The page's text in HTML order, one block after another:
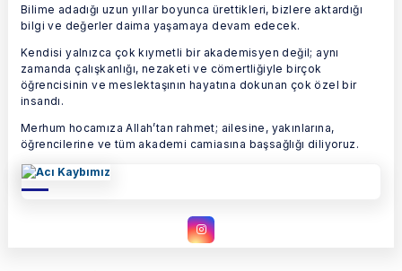
Bilime adadığı uzun yıllar boyunca ürettikleri, bizlere aktardığı
bilgi ve değerler daima yaşamaya devam edecek.
Kendisi yalnızca çok kıymetli bir akademisyen değil; aynı
zamanda çalışkanlığı, nezaketi ve cömertliğiyle birçok
öğrencisinin ve meslektaşının hayatına dokunan çok özel bir
insandı.
Merhum hocamıza Allah’tan rahmet; ailesine, yakınlarına,
öğrencilerine ve tüm akademi camiasına başsağlığı diliyoruz.